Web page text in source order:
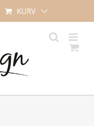
KURV